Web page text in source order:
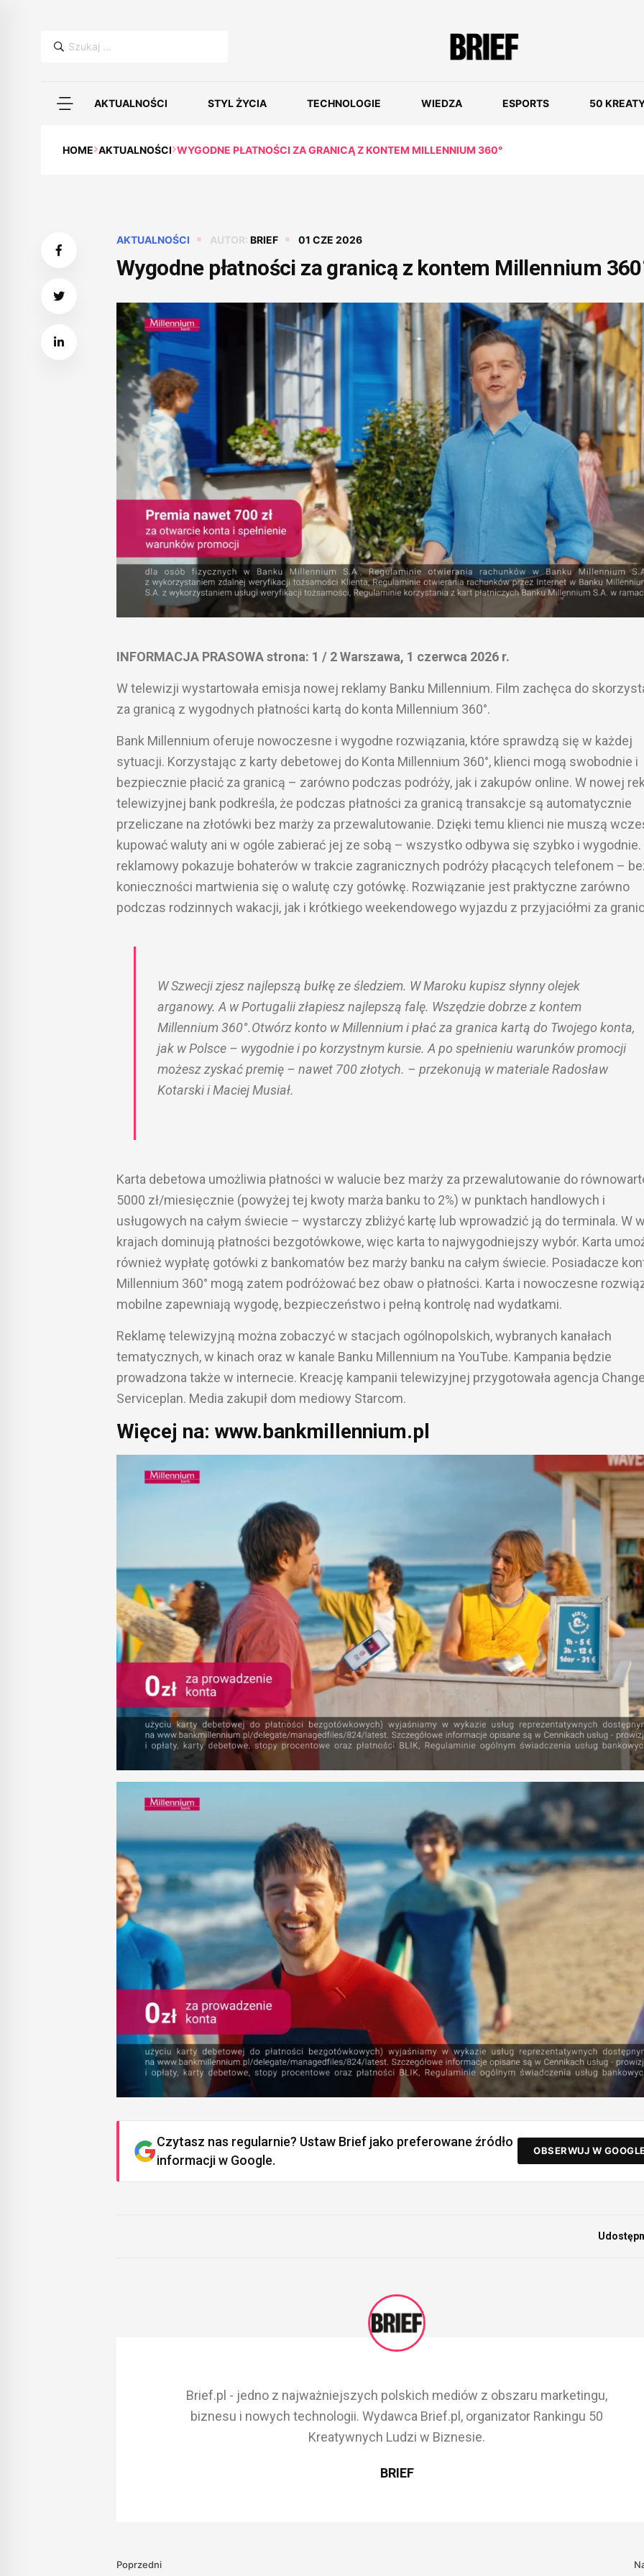
Szukaj:
AKTUALNOŚCI STYL ŻYCIA TECHNOLOGIE WIEDZA ESPORTS 50
HOME AKTUALNOŚCI WYGODNE PŁATNOŚCI ZA GRANICĄ Z KONTEM MILLENNIUM 360°
AKTUALNOŚCI AUTOR: BRIEF 01 CZE 2026
Wygodne płatności za granicą z kontem Millennium
INFORMACJA PRASOWA strona: 1 / 2 Warszawa, 1 czerwca 2026 r.
W telewizji wystartowała emisja nowej reklamy Banku Millennium. Film zachęca do
za granicą z wygodnych płatności kartą do konta Millennium 360°.
Bank Millennium oferuje nowoczesne i wygodne rozwiązania, które sprawdzą się w każdej
sytuacji. Korzystając z karty debetowej do Konta Millennium 360°, klienci mogą swobodnie i
bezpiecznie płacić za granicą – zarówno podczas podróży, jak i zakupów online. W nowej
telewizyjnej bank podkreśla, że podczas płatności za granicą transakcje są automatycznie
przeliczane na złotówki bez marży za przewalutowanie. Dzięki temu klienci nie muszą
kupować waluty ani w ogóle zabierać jej ze sobą – wszystko odbywa się szybko i wygodnie.
reklamowy pokazuje bohaterów w trakcie zagranicznych podróży płacących telefonem –
konieczności martwienia się o walutę czy gotówkę. Rozwiązanie jest praktyczne zarówno
podczas rodzinnych wakacji, jak i krótkiego weekendowego wyjazdu z przyjaciółmi za
W Szwecji zjesz najlepszą bułkę ze śledziem. W Maroku kupisz słynny olejek
arganowy. A w Portugalii złapiesz najlepszą falę. Wszędzie dobrze z kontem
Millennium 360°.Otwórz konto w Millennium i płać za granica kartą do Twojego konta,
jak w Polsce – wygodnie i po korzystnym kursie. A po spełnieniu warunków promocji
możesz zyskać premię – nawet 700 złotych. – przekonują w materiale Radosław
Kotarski i Maciej Musiał.
Karta debetowa umożliwia płatności w walucie bez marży za przewalutowanie do
5000 zł/miesięcznie (powyżej tej kwoty marża banku to 2%) w punktach handlowych i
usługowych na całym świecie – wystarczy zbliżyć kartę lub wprowadzić ją do terminala. W
krajach dominują płatności bezgotówkowe, więc karta to najwygodniejszy wybór. Karta
również wypłatę gotówki z bankomatów bez marży banku na całym świecie. Posiadacze
Millennium 360° mogą zatem podróżować bez obaw o płatności. Karta i nowoczesne
mobilne zapewniają wygodę, bezpieczeństwo i pełną kontrolę nad wydatkami.
Reklamę telewizyjną można zobaczyć w stacjach ogólnopolskich, wybranych kanałach
tematycznych, w kinach oraz w kanale Banku Millennium na YouTube. Kampania będzie
prowadzona także w internecie. Kreację kampanii telewizyjnej przygotowała agencja
Serviceplan. Media zakupił dom mediowy Starcom.
Więcej na: www.bankmillennium.pl
Czytasz nas regularnie? Ustaw Brief jako preferowane źródło
informacji w Google.
OBSERWUJ W
Brief.pl - jedno z najważniejszych polskich mediów z obszaru marketingu,
biznesu i nowych technologii. Wydawca Brief.pl, organizator Rankingu 50
Kreatywnych Ludzi w Biznesie.
BRIEF
Poprzedni